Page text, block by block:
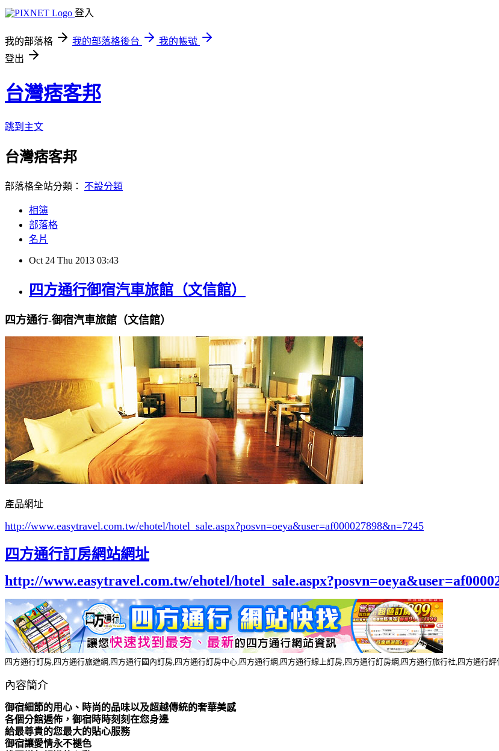
登入
我的部落格 我的部落格後台
我的帳號
登出
台灣痞客邦
跳到主文
台灣痞客邦
部落格全站分類： 不設分類
相簿
部落格
名片
Oct 24 Thu 2013 03:43
四方通行御宿汽車旅館（文信館）
四方通行-御宿汽車旅館（文信館）
產品網址
http://www.easytravel.com.tw/ehotel/hotel_sale.aspx?posvn=oeya&user=af000027898&n=7245
四方通行訂房網站網址
http://www.easytravel.com.tw/ehotel/
四方通行訂房,四方通行旅遊網,四方通行國內訂房,四方通行訂房中心,四方通行網,四方通行線上訂房,四方通行訂房網,四方通行旅行社,四方通行
內容簡介
御宿細節的用心、時尚的品味以及超越傳統的奢華美感
各個分館遍佈，御宿時時刻刻在您身邊
給最尊貴的您最大的貼心服務
御宿讓愛情永不褪色